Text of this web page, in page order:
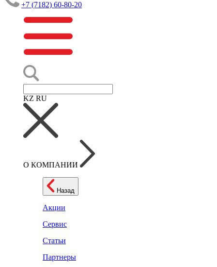
+7 (7182) 60-80-20
KZ RU
О КОМПАНИИ
Назад
Акции
Сервис
Статьи
Партнеры